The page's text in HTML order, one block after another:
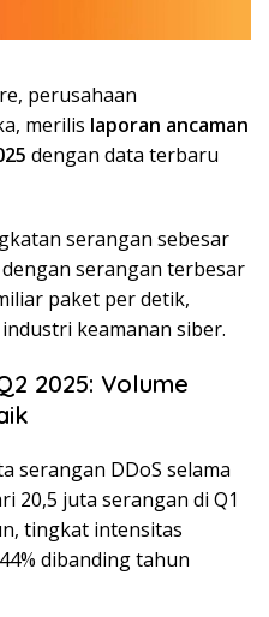
perusahaan
merilis laporan ancaman
dengan data terbaru
serangan sebesar
serangan terbesar
paket per detik,
keamanan siber.
2025: Volume
serangan DDoS selama
20,5 juta serangan di Q1
tingkat intensitas
dibanding tahun